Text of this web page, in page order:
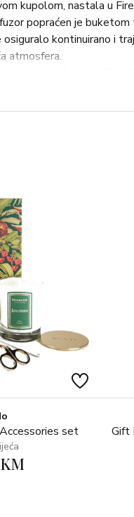
kupolom, nastala u
popraćen je
kontinuirano i
atmosfera.
naranče, naranča,
set
Gift